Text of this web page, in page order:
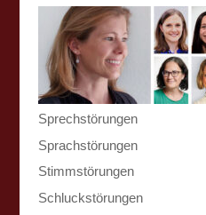
Sprechstörungen
Sprachstörungen
Stimmstörungen
Schluckstörungen